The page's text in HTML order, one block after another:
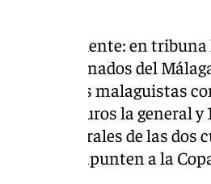
es el siguiente: en
para los abonados del
20 para los malaguistas
36 euros la general
las generales de las dos
que se apunten a la